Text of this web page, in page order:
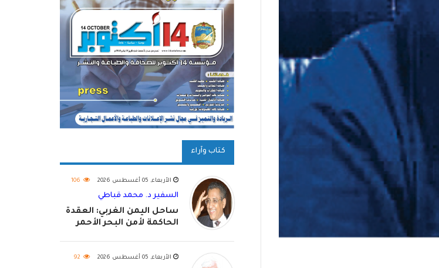
كتاب وآراء
الأربعاء, 05 أغسطس 2026 106
السفير د. محمد قباطي
ساحل اليمن الغربي: العقدة
الحاكمة لأمن البحر الأحمر
الأربعاء, 05 أغسطس 2026 92